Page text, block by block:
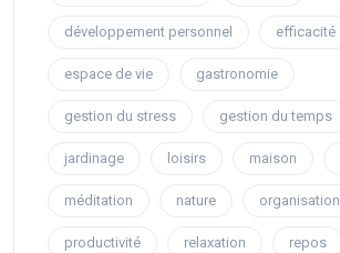
développement personnel efficacité
espace de vie gastronomie
gestion du stress gestion du temps
jardinage loisirs maison
méditation nature organisation
productivité relaxation repos